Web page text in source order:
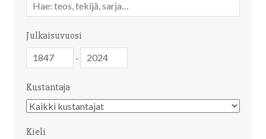
sanahaku
Julkaisuvuosi
-
Kustantaja
Kustantaja
Kieli